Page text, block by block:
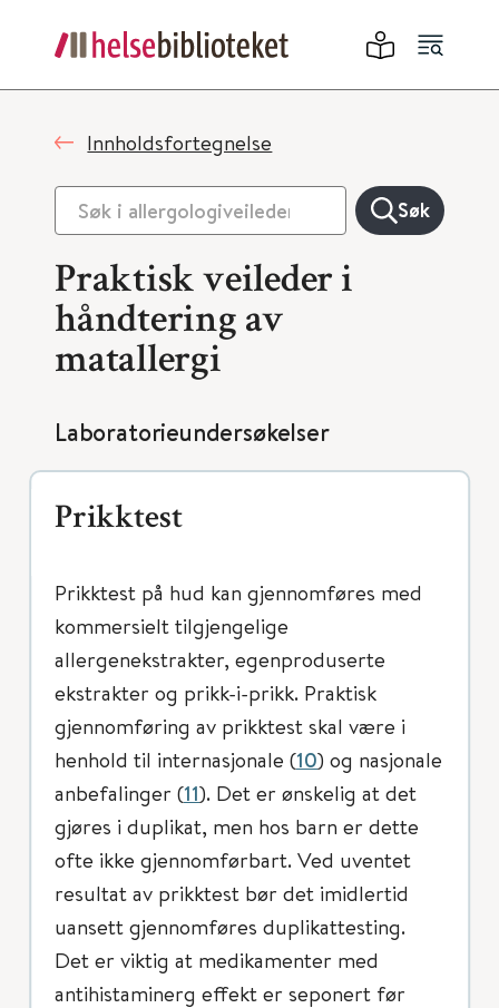
Innholdsfortegnelse
Søk
Praktisk veileder i
håndtering av
matallergi
Laboratorieundersøkelser
Prikktest
Prikktest på hud kan gjennomføres med
kommersielt tilgjengelige
allergenekstrakter, egenproduserte
ekstrakter og prikk-i-prikk. Praktisk
gjennomføring av prikktest skal være i
henhold til internasjonale (10) og nasjonale
anbefalinger (11). Det er ønskelig at det
gjøres i duplikat, men hos barn er dette
ofte ikke gjennomførbart. Ved uventet
resultat av prikktest bør det imidlertid
uansett gjennomføres duplikattesting.
Det er viktig at medikamenter med
antihistaminerg effekt er seponert før